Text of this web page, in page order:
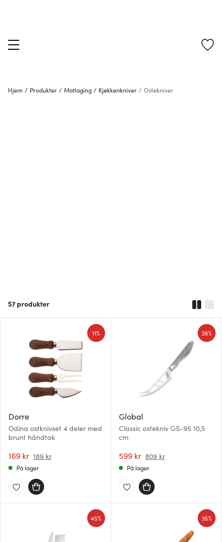
Hjem / Produkter / Matlaging / Kjøkkenkniver / Ostekniver
57 produkter
Dorre
Odina ostknivset 4 deler med
brunt håndtak
169 kr 189 kr
11%
På lager
Global
Classic ostekniv GS-95 10,5
cm
599 kr 809 kr
26%
På lager
45% 35%